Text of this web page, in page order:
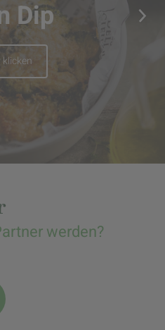
Dip
klicken
werden?